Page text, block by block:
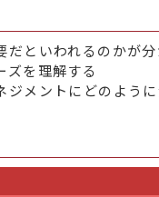
といわれるのかが分
を理解する
メントにどのよう